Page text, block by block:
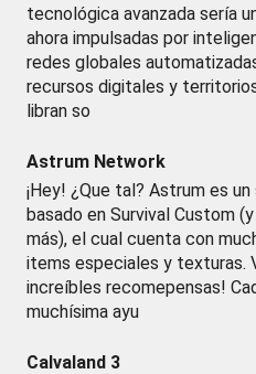
tecnológica avanzada sería
ahora impulsadas por
redes globales
recursos digitales y
libran so
Astrum Network
¡Hey! ¿Que tal? Astrum es
basado en Survival Custom
más), el cual cuenta con
items especiales y texturas.
increíbles recomepensas!
muchísima ayu
Calvaland 3